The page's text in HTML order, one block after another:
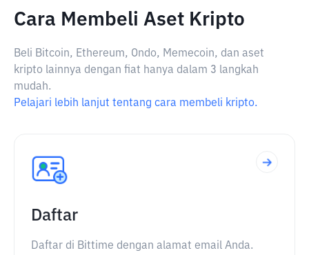
Cara Membeli Aset Kripto
Beli Bitcoin, Ethereum, Ondo, Memecoin, dan aset
kripto lainnya dengan fiat hanya dalam 3 langkah
mudah.
Pelajari lebih lanjut tentang cara membeli kripto.
Daftar
Daftar di Bittime dengan alamat email Anda.